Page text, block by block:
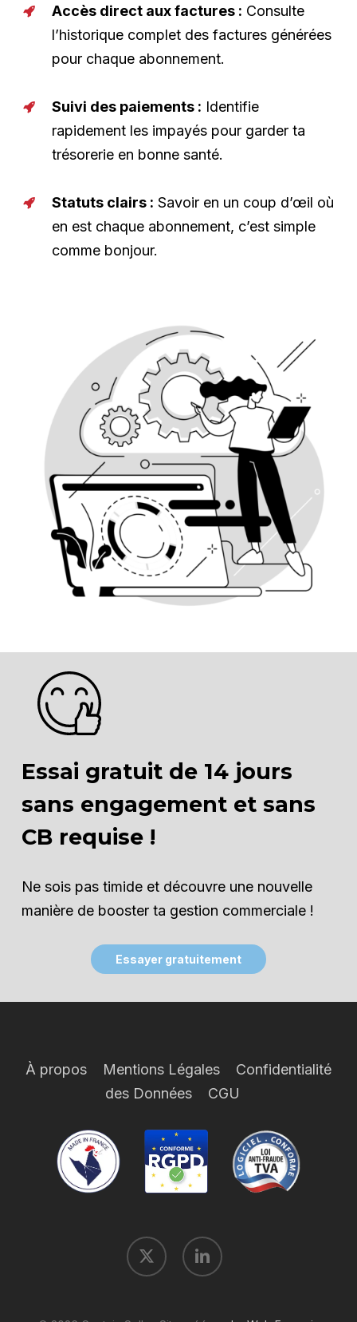
Accès direct aux factures : Consulte
l’historique complet des factures générées
pour chaque abonnement.
Suivi des paiements : Identifie
rapidement les impayés pour garder ta
trésorerie en bonne santé.
Statuts clairs : Savoir en un coup d’œil où
en est chaque abonnement, c’est simple
comme bonjour.
Essai gratuit de 14 jours
sans engagement et sans
CB requise !
Ne sois pas timide et découvre une nouvelle
manière de booster ta gestion commerciale !
Essayer gratuitement
À propos Mentions Légales
Confidentialité
des Données
CGU
x-
twitter
linkedin